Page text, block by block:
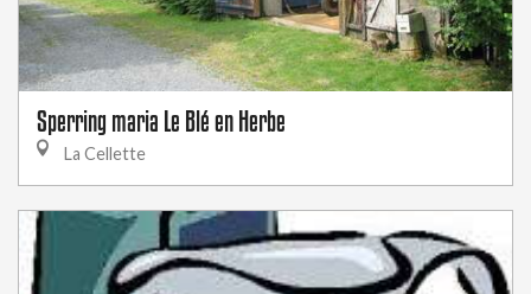
Sperring maria Le Blé en Herbe
La Cellette